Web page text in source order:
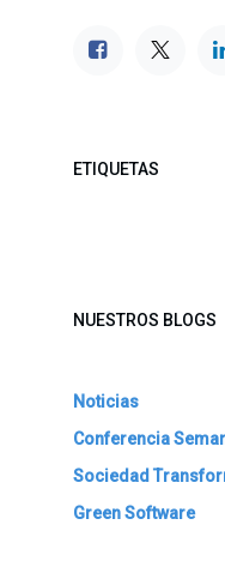
ETIQUETAS
NUESTROS BLOGS
Noticias
Conferencia
Sociedad
Green Software